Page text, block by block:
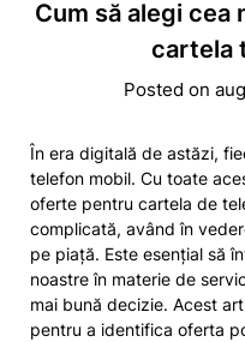
Cum să alegi cea
cartela
Posted on
În era digitală de astăzi,
telefon mobil. Cu toate
oferte pentru cartela de
complicată, având în
pe piață. Este esențial să
noastre în materie de
mai bună decizie. Acest
pentru a identifica oferta